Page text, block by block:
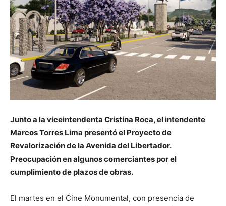
Junto a la viceintendenta Cristina Roca, el intendente
Marcos Torres Lima presentó el Proyecto de
Revalorización de la Avenida del Libertador.
Preocupación en algunos comerciantes por el
cumplimiento de plazos de obras.
El martes en el Cine Monumental, con presencia de